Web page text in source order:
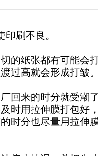
刷不良。
的纸张都有可能会
过高就会形成打皱
回来的时分就受潮
时用拉伸膜打包好
时分也尽量用拉伸